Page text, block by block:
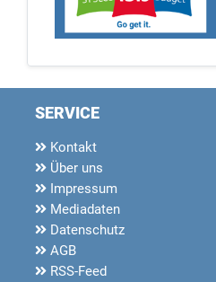
SERVICE
Kontakt
Über uns
Impressum
Mediadaten
Datenschutz
AGB
RSS-Feed